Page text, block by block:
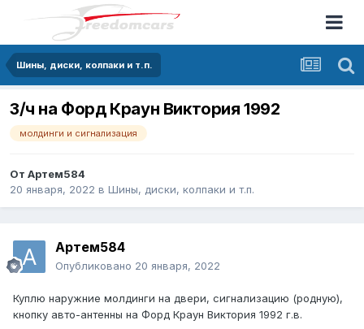
Шины, диски, колпаки и т.п.
З/ч на Форд Краун Виктория 1992
молдинги и сигнализация
От Артем584
20 января, 2022 в Шины, диски, колпаки и т.п.
Артем584
Опубликовано 20 января, 2022
Куплю наружние молдинги на двери, сигнализацию (родную),
кнопку авто-антенны на Форд Краун Виктория 1992 г.в.